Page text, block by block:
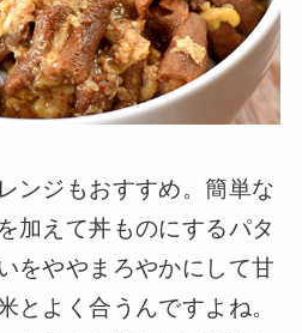
ンジもおすすめ。簡単な
加えて丼ものにするパタ
をややまろやかにして甘
とよく合うんですよね。